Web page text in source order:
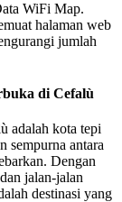
WiFi Map.
halaman web
jumlah
di Cefalù
adalah kota tepi
sempurna antara
Dengan
jalan-jalan
destinasi yang